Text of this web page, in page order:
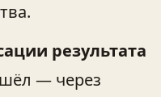
результата
— через